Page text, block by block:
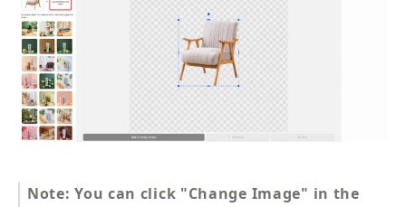
Note: You can click "Change Image" in the